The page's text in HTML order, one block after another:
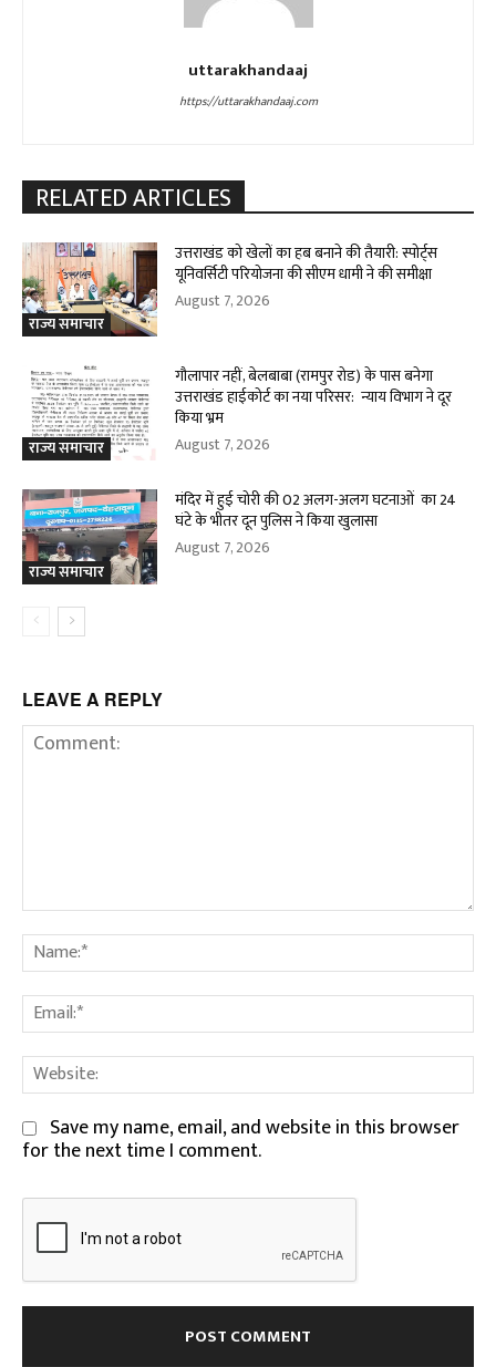
uttarakhandaaj
https://uttarakhandaaj.com
RELATED ARTICLES
राज्य समाचार
उत्तराखंड को खेलों का हब बनाने की तैयारी: स्पोर्ट्स
यूनिवर्सिटी परियोजना की सीएम धामी ने की समीक्षा
August 7, 2026
राज्य समाचार
गौलापार नहीं, बेलबाबा (रामपुर रोड) के पास बनेगा
उत्तराखंड हाईकोर्ट का नया परिसर: न्याय विभाग ने दूर
किया भ्रम
August 7, 2026
राज्य समाचार
मंदिर में हुई चोरी की 02 अलग-अलग घटनाओं का 24
घंटे के भीतर दून पुलिस ने किया खुलासा
August 7, 2026
LEAVE A REPLY
Comment:
Save my name, email, and website in this browser
for the next time I comment.